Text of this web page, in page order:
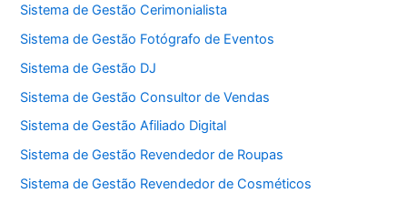
Sistema de Gestão Cerimonialista
Sistema de Gestão Fotógrafo de Eventos
Sistema de Gestão DJ
Sistema de Gestão Consultor de Vendas
Sistema de Gestão Afiliado Digital
Sistema de Gestão Revendedor de Roupas
Sistema de Gestão Revendedor de Cosméticos